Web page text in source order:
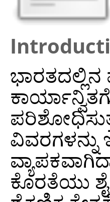
ಭಾರತದಲ್ಲಿನ
ವಿವರಗಳನ್ನು
ಕೊರತೆಯು